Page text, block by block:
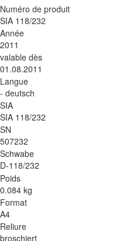
Numéro de produit
SIA 118/232
Année
2011
valable dès
01.08.2011
Langue
- deutsch
SIA
SIA 118/232
SN
507232
Schwabe
D-118/232
Poids
0.084 kg
Format
A4
Reliure
broschiert